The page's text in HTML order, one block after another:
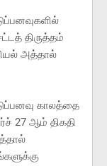
திருத்தம்
அத்தால்
காலத்தை
27 ஆம் திகதி